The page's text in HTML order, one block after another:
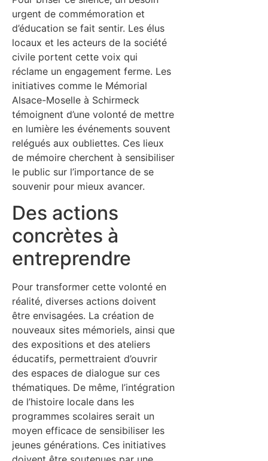
urgent de commémoration et
d’éducation se fait sentir. Les élus
locaux et les acteurs de la société
civile portent cette voix qui
réclame un engagement ferme. Les
initiatives comme le Mémorial
Alsace-Moselle à Schirmeck
témoignent d’une volonté de mettre
en lumière les événements souvent
relégués aux oubliettes. Ces lieux
de mémoire cherchent à sensibiliser
le public sur l’importance de se
souvenir pour mieux avancer.
Des actions
concrètes à
entreprendre
Pour transformer cette volonté en
réalité, diverses actions doivent
être envisagées. La création de
nouveaux sites mémoriels, ainsi que
des expositions et des ateliers
éducatifs, permettraient d’ouvrir
des espaces de dialogue sur ces
thématiques. De même, l’intégration
de l’histoire locale dans les
programmes scolaires serait un
moyen efficace de sensibiliser les
jeunes générations. Ces initiatives